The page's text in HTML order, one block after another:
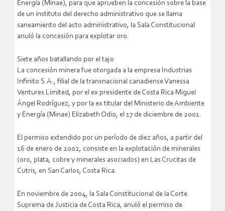
Energía (Minae), para que aprueben la concesión sobre la base
de un instituto del derecho administrativo que se llama
saneamiento del acto administrativo, la Sala Constitucional
anuló la concesión para explotar oro.
Siete años batallando por el tajo
La concesión minera fue otorgada a la empresa Industrias
Infinito S.A., filial de la transnacional canadiense Vanessa
Ventures Limited, por el ex presidente de Costa Rica Miguel
Ángel Rodríguez, y por la ex titular del Ministerio de Ambiente
y Energía (Minae) Elizabeth Odio, el 17 de diciembre de 2001.
El permiso extendido por un período de diez años, a partir del
16 de enero de 2002, consiste en la explotación de minerales
(oro, plata, cobre y minerales asociados) en Las Crucitas de
Cutris, en San Carlos, Costa Rica.
En noviembre de 2004, la Sala Constitucional de la Corte
Suprema de Justicia de Costa Rica, anuló el permiso de